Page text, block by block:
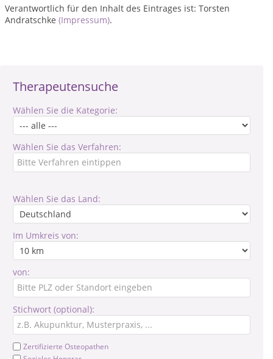
Therapeutensuche
Wählen Sie die Kategorie:
Wählen Sie das Verfahren:
Wählen Sie das Land:
Im Umkreis von:
von:
Stichwort (optional):
Zertifizierte Osteopathen
Verantwortlich für den Inhalt des Eintrages ist: Torsten
Andratschke (Impressum).